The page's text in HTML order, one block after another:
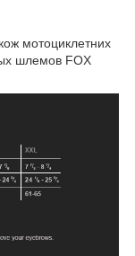
мотоциклетних
шлемов FOX